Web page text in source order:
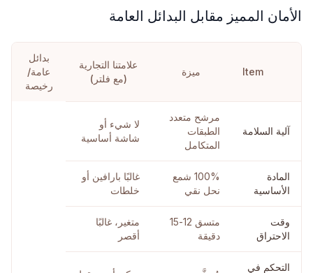
الأمان المميز مقابل البدائل العامة
Item ميزة
علامتنا التجارية
(مع فلتر)
بدائل
عامة/
رخيصة
آلية السلامة
مرشح متعدد
الطبقات
المتكامل
لا شيء أو
شاشة أساسية
المادة
الأساسية
100% شمع
نحل نقي
غالبًا بارافين أو
خلطات
وقت
الاحتراق
متسق 12-15
دقيقة
متغير، غالبًا
أقصر
التحكم في